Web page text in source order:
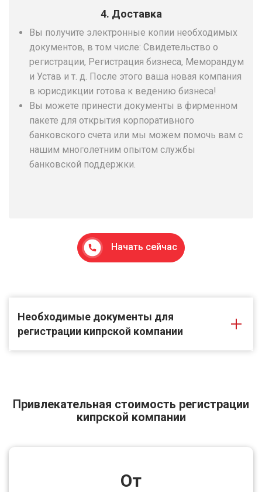
4. Доставка
Вы получите электронные копии необходимых
документов, в том числе: Свидетельство о
регистрации, Регистрация бизнеса, Меморандум
и Устав и т. д. После этого ваша новая компания
в юрисдикции готова к ведению бизнеса!
Вы можете принести документы в фирменном
пакете для открытия корпоративного
банковского счета или мы можем помочь вам с
нашим многолетним опытом службы
банковской поддержки.
Начать сейчас
Необходимые документы для
регистрации кипрской компании
Привлекательная стоимость регистрации
кипрской компании
От